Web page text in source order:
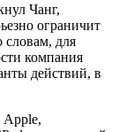
Чанг,
ограничит
словам, для
компания
действий, в
Apple,